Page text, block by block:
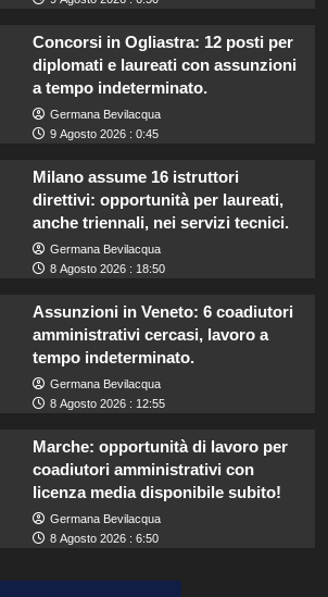
Concorsi in Ogliastra: 12 posti per
diplomati e laureati con assunzioni
a tempo indeterminato.
Germana Bevilacqua
9 Agosto 2026 : 0:45
Milano assume 16 istruttori
direttivi: opportunità per laureati,
anche triennali, nei servizi tecnici.
Germana Bevilacqua
8 Agosto 2026 : 18:50
Assunzioni in Veneto: 6 coadiutori
amministrativi cercasi, lavoro a
tempo indeterminato.
Germana Bevilacqua
8 Agosto 2026 : 12:55
Marche: opportunità di lavoro per
coadiutori amministrativi con
licenza media disponibile subito!
Germana Bevilacqua
8 Agosto 2026 : 6:50